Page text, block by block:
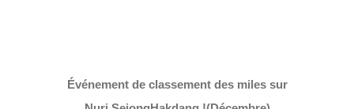
l'image
Événement de classement des miles sur